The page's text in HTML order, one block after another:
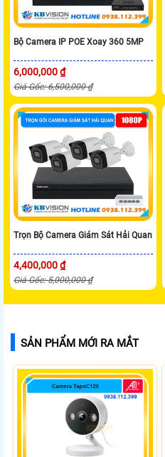
Bộ Camera IP POE Xoay 360 5MP
6,000,000 ₫
Giá Gốc: 6,500,000 ₫
Trọn Bộ Camera Giám Sát Hải Quan
4,400,000 ₫
Giá Gốc: 5,000,000 ₫
SẢN PHẨM MỚI RA MẮT